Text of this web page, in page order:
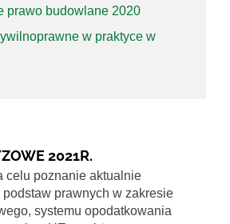
prawo budowlane 2020
w praktyce w
2021R.
celu poznanie aktualnie
prawnych w zakresie
systemu opodatkowania